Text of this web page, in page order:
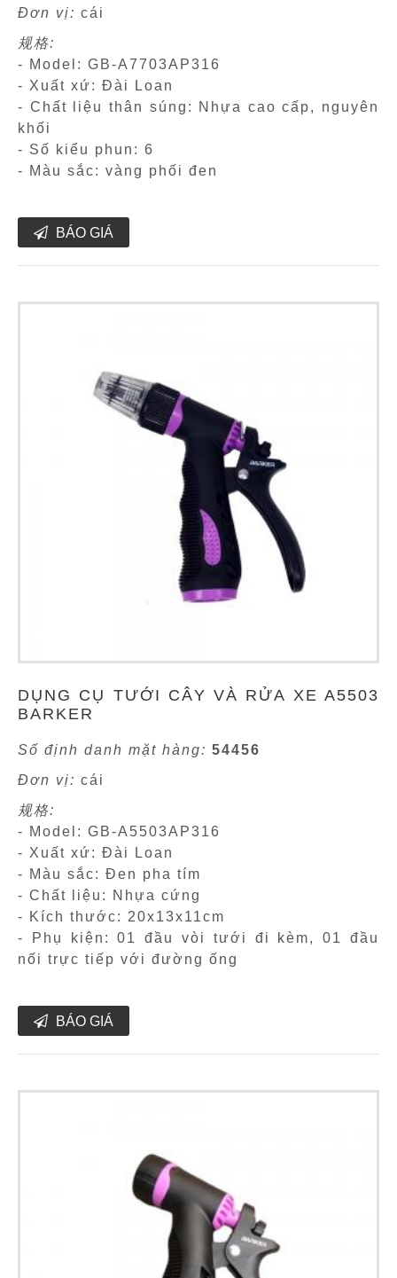
Đơn vị: cái
规格:
- Model: GB-A7703AP316
- Xuất xứ: Đài Loan
- Chất liệu thân súng: Nhựa cao cấp, nguyên
khối
- Số kiểu phun: 6
- Màu sắc: vàng phối đen
BÁO GIÁ
DỤNG CỤ TƯỚI CÂY VÀ RỬA XE A5503
BARKER
Số định danh mặt hàng: 54456
Đơn vị: cái
规格:
- Model: GB-A5503AP316
- Xuất xứ: Đài Loan
- Màu sắc: Đen pha tím
- Chất liệu: Nhựa cứng
- Kích thước: 20x13x11cm
- Phụ kiện: 01 đầu vòi tưới đi kèm, 01 đầu
nối trực tiếp với đường ống
BÁO GIÁ